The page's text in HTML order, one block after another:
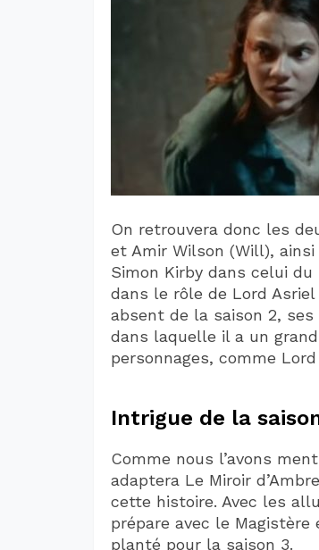
On retrouvera donc les
et Amir Wilson (Will),
Simon Kirby dans celui du
dans le rôle de Lord
absent de la saison 2,
dans laquelle il a un
personnages, comme
Intrigue de la
Comme nous l’avons
adaptera Le Miroir
cette histoire. Avec les
prépare avec le
planté pour la saison 3.